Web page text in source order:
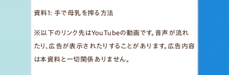
資料1: 手で母乳を搾る方法
※以下のリンク先はYouTubeの動画です。音声が流れ
たり、広告が表示されたりすることがあります。広告内容
は本資料と一切関係ありません。